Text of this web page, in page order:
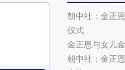
朝中社：金正
仪式
金正恩与女儿
朝中社：金正